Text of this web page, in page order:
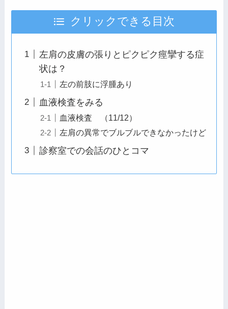
クリックできる目次
左肩の皮膚の張りとピクピク痙攣する症
状は？
左の前肢に浮腫あり
血液検査をみる
血液検査 （11/12）
左肩の異常でブルブルできなかったけど
診察室での会話のひとコマ